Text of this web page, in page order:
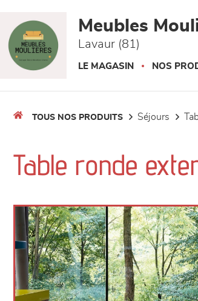
Meubles
Lavaur (81)
LE MAGASIN NOS
TOUS NOS PRODUITS séjours
Table ronde